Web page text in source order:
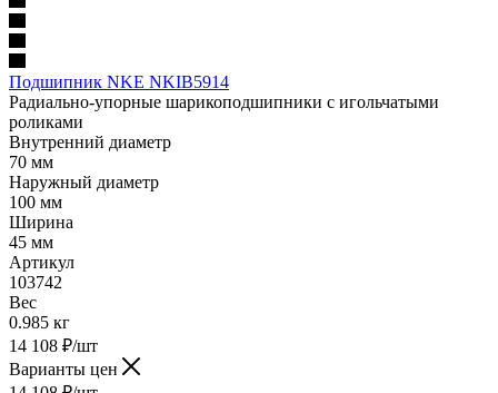
Подшипник NKE NKIB5914
Радиально-упорные шарикоподшипники с игольчатыми
роликами
Внутренний диаметр
70 мм
Наружный диаметр
100 мм
Ширина
45 мм
Артикул
103742
Вес
0.985 кг
14 108 ₽/шт
Варианты цен